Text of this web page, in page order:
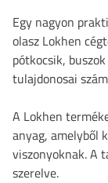
Egy nagyon
olasz Lokhen
pótkocsik,
tulajdonosai
A Lokhen
anyag, amelyből
viszonyoknak. A
szerelve.